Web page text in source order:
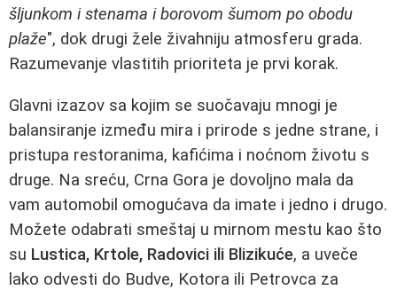
šljunkom i stenama i borovom šumom po obodu
plaže", dok drugi žele živahniju atmosferu grada.
Razumevanje vlastitih prioriteta je prvi korak.
Glavni izazov sa kojim se suočavaju mnogi je
balansiranje između mira i prirode s jedne strane, i
pristupa restoranima, kafićima i noćnom životu s
druge. Na sreću, Crna Gora je dovoljno mala da
vam automobil omogućava da imate i jedno i drugo.
Možete odabrati smeštaj u mirnom mestu kao što
su Lustica, Krtole, Radovici ili Blizikuće, a uveče
lako odvesti do Budve, Kotora ili Petrovca za